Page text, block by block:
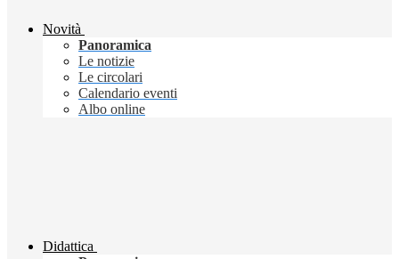
Novità
Panoramica
Le notizie
Le circolari
Calendario eventi
Albo online
Didattica